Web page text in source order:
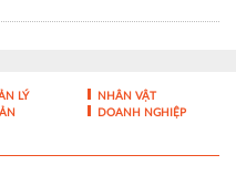
- ISSN 1859- 0772
số 324/GP-BTTTT của Bộ
cấp ngày 10/07/2017